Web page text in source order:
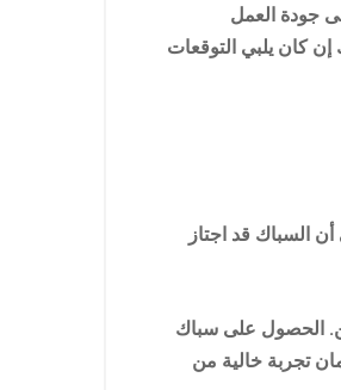
جودة العمل
كان يلبي التوقعات
السباك قد اجتاز
الحصول على سباك
تجربة خالية من